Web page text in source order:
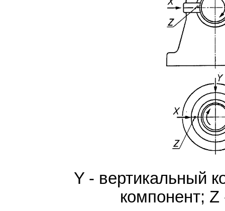
Y - вертикальный
компонент;